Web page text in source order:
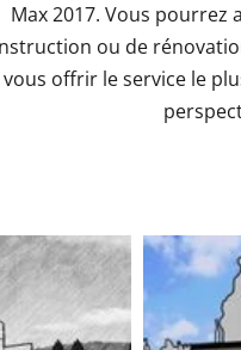
Max 2017. Vous
ou de
vous offrir le service le